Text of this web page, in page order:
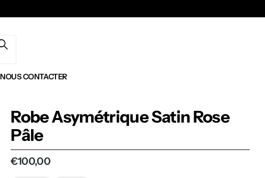
NOUS CONTACTER
Robe Asymétrique Satin Rose
Pâle
€100,00